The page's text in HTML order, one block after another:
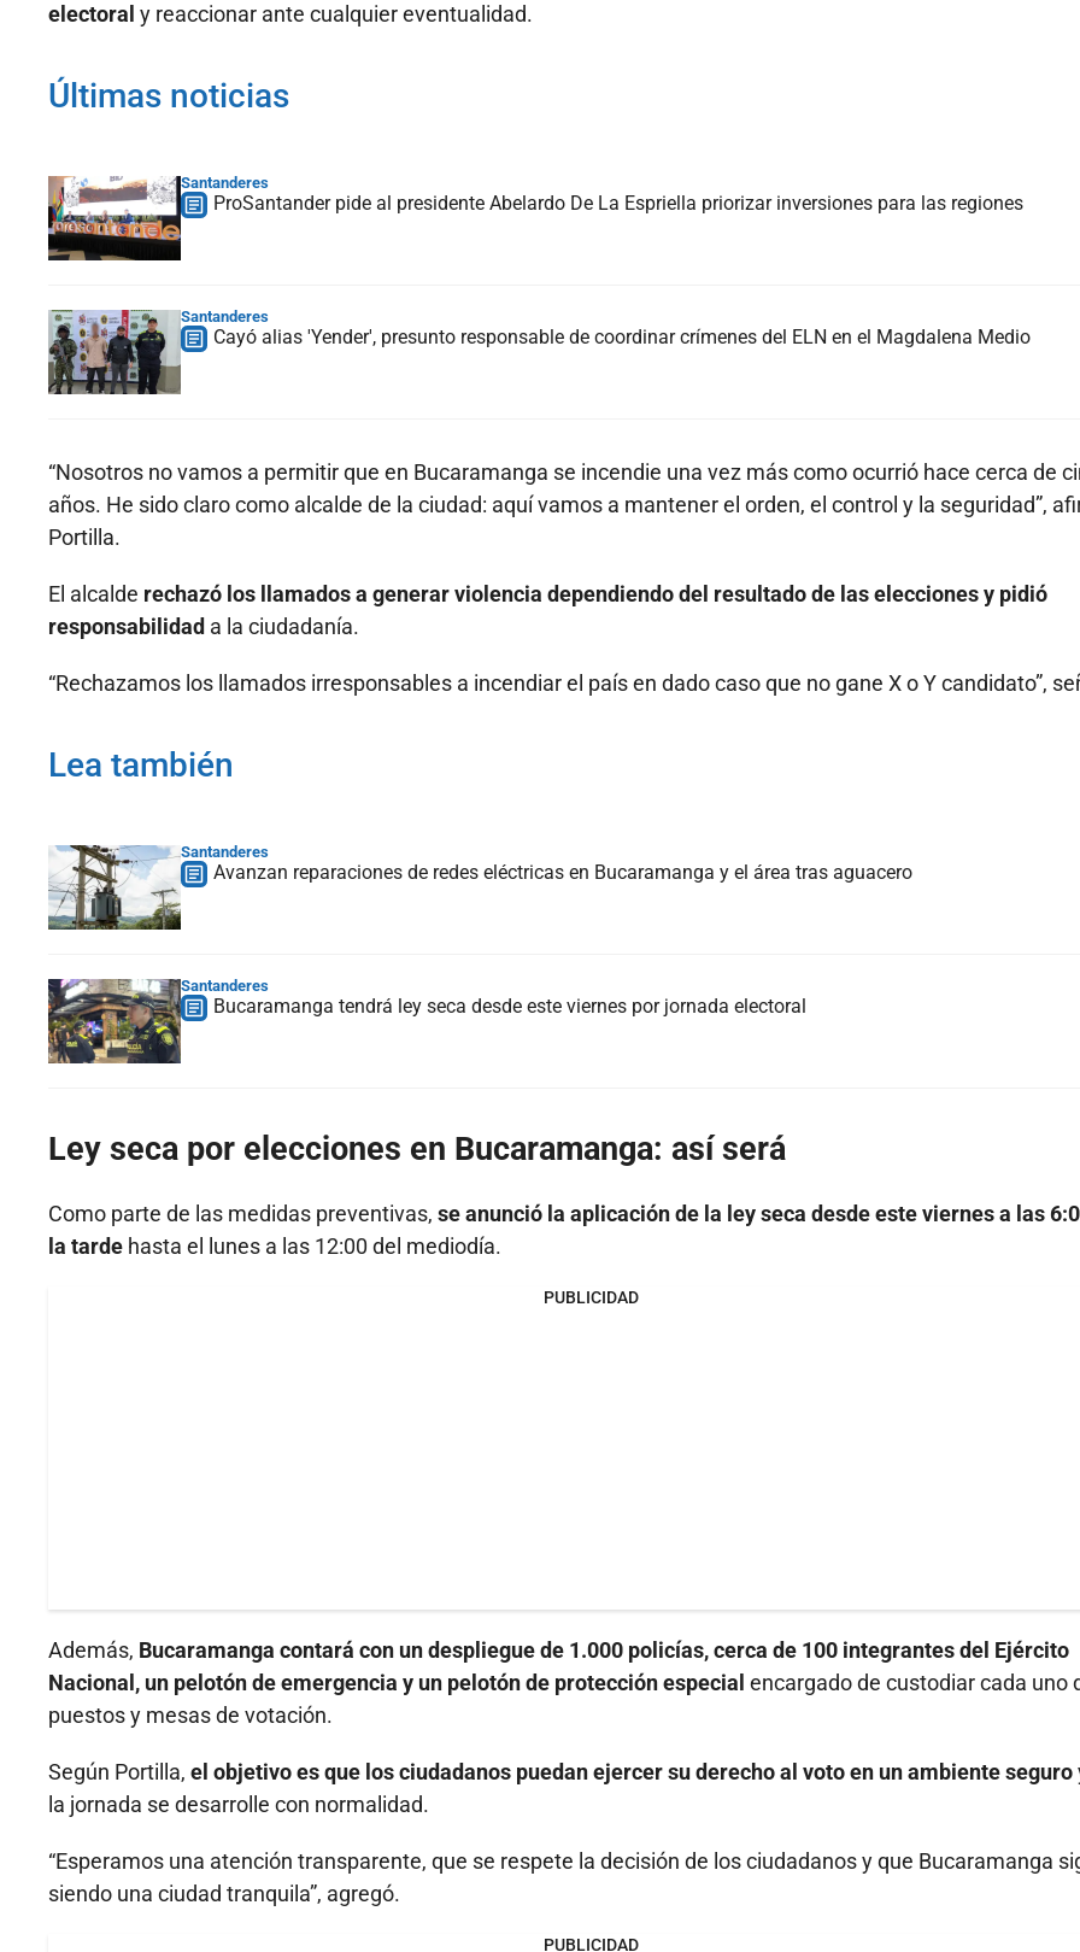
electoral y reaccionar ante cualquier eventualidad.
Últimas noticias
Santanderes
ProSantander pide al presidente Abelardo De La Espriella priorizar inversiones para las regiones
Santanderes
Cayó alias 'Yender', presunto responsable de coordinar crímenes del ELN en el Magdalena Medio
“Nosotros no vamos a permitir que en Bucaramanga se incendie una vez más como ocurrió hace cerca de
años. He sido claro como alcalde de la ciudad: aquí vamos a mantener el orden, el control y la seguridad”,
Portilla.
El alcalde rechazó los llamados a generar violencia dependiendo del resultado de las elecciones y pidió
responsabilidad a la ciudadanía.
“Rechazamos los llamados irresponsables a incendiar el país en dado caso que no gane X o Y candidato”,
Lea también
Santanderes
Avanzan reparaciones de redes eléctricas en Bucaramanga y el área tras aguacero
Santanderes
Bucaramanga tendrá ley seca desde este viernes por jornada electoral
Ley seca por elecciones en Bucaramanga: así será
Como parte de las medidas preventivas, se anunció la aplicación de la ley seca desde este viernes a las
la tarde hasta el lunes a las 12:00 del mediodía.
PUBLICIDAD
Además, Bucaramanga contará con un despliegue de 1.000 policías, cerca de 100 integrantes del Ejército
Nacional, un pelotón de emergencia y un pelotón de protección especial encargado de custodiar cada uno
puestos y mesas de votación.
Según Portilla, el objetivo es que los ciudadanos puedan ejercer su derecho al voto en un ambiente seguro
la jornada se desarrolle con normalidad.
“Esperamos una atención transparente, que se respete la decisión de los ciudadanos y que Bucaramanga
siendo una ciudad tranquila”, agregó.
PUBLICIDAD